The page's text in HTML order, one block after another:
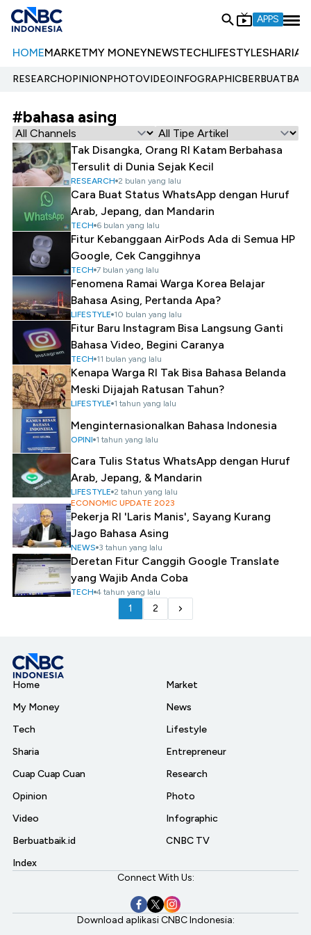
APPS
HOMEMARKETMY MONEYNEWSTECHLIFESTYLESHARIA
RESEARCHOPINIONPHOTOVIDEOINFOGRAPHIC
#bahasa asing
Tak Disangka, Orang RI Katam Berbahasa
Tersulit di Dunia Sejak Kecil
RESEARCH 2 bulan yang lalu
Cara Buat Status WhatsApp dengan Huruf
Arab, Jepang, dan Mandarin
TECH 6 bulan yang lalu
Fitur Kebanggaan AirPods Ada di Semua HP
Google, Cek Canggihnya
TECH 7 bulan yang lalu
Fenomena Ramai Warga Korea Belajar
Bahasa Asing, Pertanda Apa?
LIFESTYLE 10 bulan yang lalu
Fitur Baru Instagram Bisa Langsung Ganti
Bahasa Video, Begini Caranya
TECH 11 bulan yang lalu
Kenapa Warga RI Tak Bisa Bahasa Belanda
Meski Dijajah Ratusan Tahun?
LIFESTYLE 1 tahun yang lalu
Menginternasionalkan Bahasa Indonesia
OPINI 1 tahun yang lalu
Cara Tulis Status WhatsApp dengan Huruf
Arab, Jepang, & Mandarin
LIFESTYLE 2 tahun yang lalu
ECONOMIC UPDATE 2023
Pekerja RI 'Laris Manis', Sayang Kurang
Jago Bahasa Asing
NEWS 3 tahun yang lalu
Deretan Fitur Canggih Google Translate
yang Wajib Anda Coba
TECH 4 tahun yang lalu
1 2
Home
My Money
Tech
Sharia
Cuap Cuap Cuan
Opinion
Video
Berbuatbaik.id
Index
Market
News
Lifestyle
Entrepreneur
Research
Photo
Infographic
CNBC TV
Connect With Us:
Download aplikasi CNBC Indonesia: